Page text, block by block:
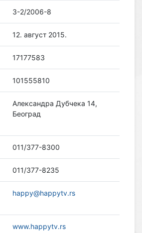
3-2/2006-8
12. август 2015.
17177583
101555810
Александра Дубчека 14,
Београд
011/377-8300
011/377-8235
happy@happytv.rs
www.happytv.rs